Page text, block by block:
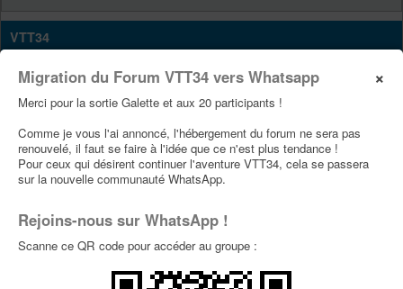
×
Migration du Forum VTT34 vers Whatsapp
Merci pour la sortie Galette et aux 20 participants !
Comme je vous l'ai annoncé, l'hébergement du forum ne sera pas
renouvelé, il faut se faire à l'idée que ce n'est plus tendance !
Pour ceux qui désirent continuer l'aventure VTT34, cela se passera
sur la nouvelle communauté WhatsApp.
Rejoins-nous sur WhatsApp !
Scanne ce QR code pour accéder au groupe :
VTT34
Site Vtt34
Page Facebook Vtt34
PUBLICITÉS